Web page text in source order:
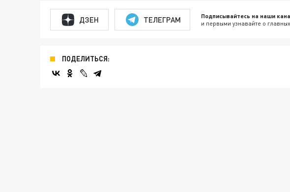
ДЗЕН ТЕЛЕГРАМ Подписывайтесь на наши
и первыми узнавайте о
ПОДЕЛИТЬСЯ: